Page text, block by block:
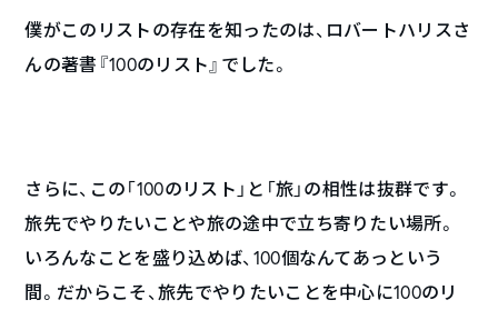
僕がこのリストの存在を知ったのは、ロバートハリスさ
んの著書『100のリスト』でした。
さらに、この「100のリスト」と「旅」の相性は抜群です。
旅先でやりたいことや旅の途中で立ち寄りたい場所。
いろんなことを盛り込めば、100個なんてあっという
間。だからこそ、旅先でやりたいことを中心に100のリ